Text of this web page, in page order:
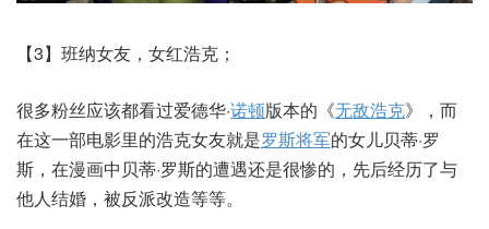
【3】班纳女友，女红浩克；
很多粉丝应该都看过爱德华·诺顿版本的《无敌浩克》，而
在这一部电影里的浩克女友就是罗斯将军的女儿贝蒂·罗
斯，在漫画中贝蒂·罗斯的遭遇还是很惨的，先后经历了与
他人结婚，被反派改造等等。